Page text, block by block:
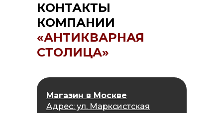
КОНТАКТЫ
КОМПАНИИ
«АНТИКВАРНАЯ
СТОЛИЦА»
Магазин в Москве
Адрес: ул. Марксистская